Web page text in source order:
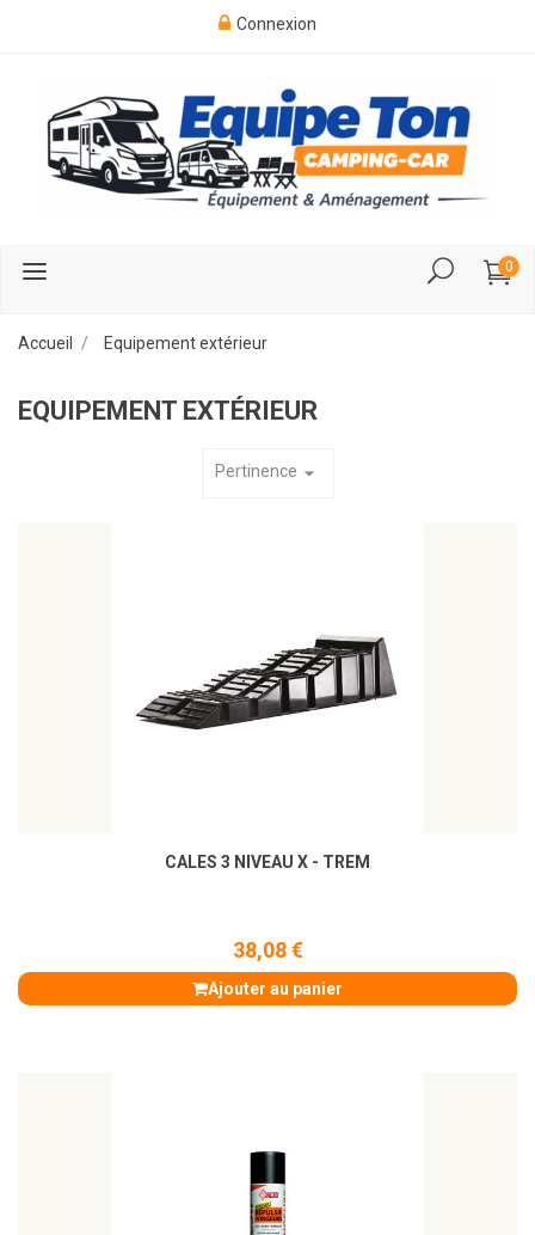
Connexion
0
Accueil Equipement extérieur
EQUIPEMENT EXTÉRIEUR
Pertinence arrow_drop_down
CALES 3 NIVEAU X - TREM
38,08 €
Ajouter au panier